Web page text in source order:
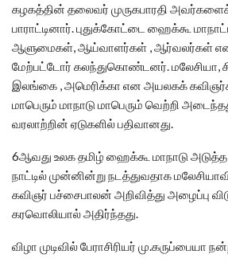
கழகத்தின் தலைவர் முருகபாரதி
பாராட்டினார். புதுக்கோட்டை ஹைக்கூ
ஆளுமைகள், ஆய்வாளர்கள் , ஆர்வலர்கள் என
மேற்பட்டோர் கலந்துகொண்டனர். மலேசியா,
இலங்கை , அமெரிக்கா என அயலகக்
மாபெரும் மாநாடு மாபெரும் வெற்றி
வரலாற்றின் ஏடுகளில் பதிவானது.
6ஆவது உலக தமிழ் ஹைக்கூ மாநாடு
நாட்டில் முன்னின்று நடத்துவதாக
கவிஞர் பச்சைபாலன் அறிவித்து அழைப்பு
கரவொலியால் அதிர்ந்தது.
விழா முடிவில் பேராசிரியர் மு.கருப்பையா